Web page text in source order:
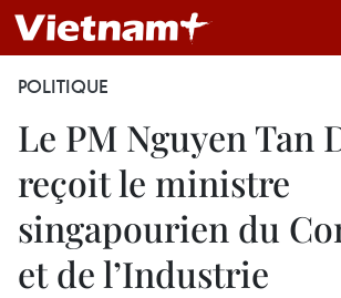
POLITIQUE
Le PM Nguyen Tan
reçoit le ministre
singapourien du
et de l’Industrie